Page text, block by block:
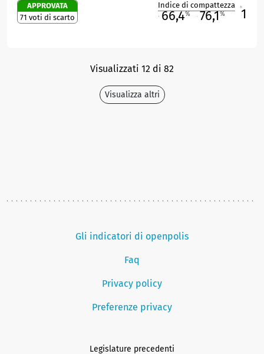
APPROVATA
71 voti di scarto
Indice di compattezza
66,4% 76,1% 1
Visualizzati 12 di 82
Visualizza altri
Gli indicatori di openpolis
Faq
Privacy policy
Preferenze privacy
Legislature precedenti